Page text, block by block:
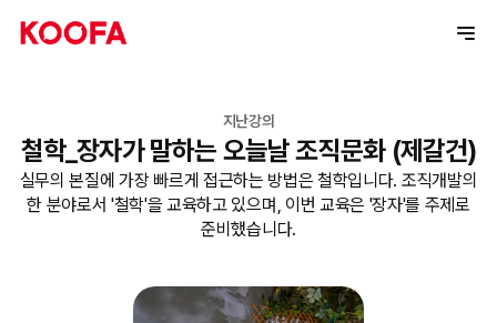
지난강의
철학_장자가 말하는 오늘날 조직문화 (제갈건)
실무의 본질에 가장 빠르게 접근하는 방법은 철학입니다. 조직개발의
한 분야로서 '철학'을 교육하고 있으며, 이번 교육은 '장자'를 주제로
준비했습니다.